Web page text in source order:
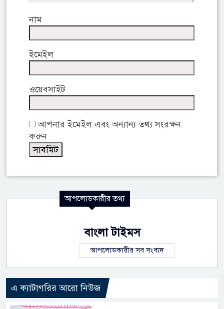
নাম
ইমেইল
ওয়েবসাইট
আপনার ইমেইল এবং অন্যান্য তথ্য সংরক্ষন
করুন
আপলোডকারীর তথ্য
বাংলা টাইমস
আপলোডকারীর সব সংবাদ
এ ক্যাটাগরির আরো নিউজ